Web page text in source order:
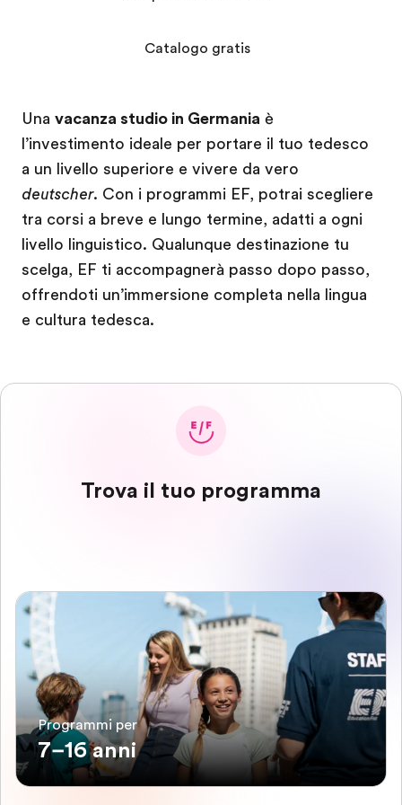
Una vacanza studio in Germania è
l’investimento ideale per portare il tuo tedesco
a un livello superiore e vivere da vero
deutscher. Con i programmi EF, potrai scegliere
tra corsi a breve e lungo termine, adatti a ogni
livello linguistico. Qualunque destinazione tu
scelga, EF ti accompagnerà passo dopo passo,
offrendoti un’immersione completa nella lingua
e cultura tedesca.
Catalogo gratis
Trova il tuo programma
Programmi per
7–16 anni